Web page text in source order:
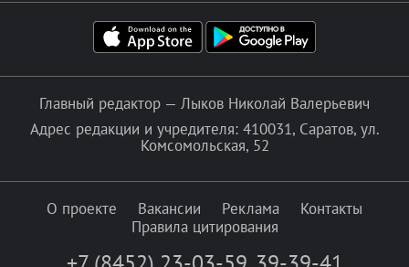
Главный редактор — Лыков Николай Валерьевич
Адрес редакции и учредителя: 410031, Саратов, ул.
Комсомольская, 52
О проекте Вакансии Реклама
Контакты
Правила цитирования